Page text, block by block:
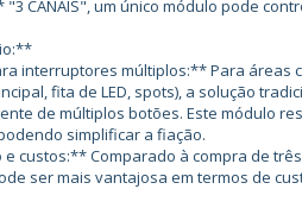
CANAIS", um único módulo pode
múltiplos:** Para áreas
fita de LED, spots), a solução
de múltiplos botões. Este módulo
simplificar a fiação.
Comparado à compra de três
ser mais vantajosa em termos de